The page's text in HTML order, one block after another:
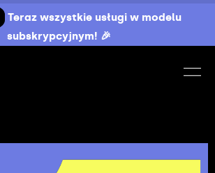
Teraz wszystkie usługi w modelu
subskrypcyjnym! 🎉